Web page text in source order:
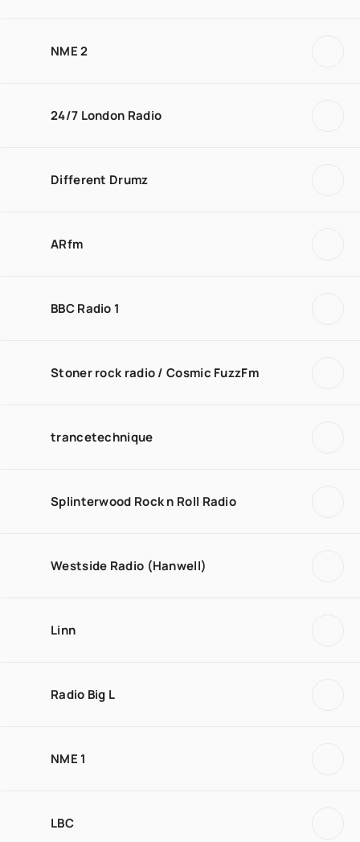
NME 2
24/7 London Radio
Different Drumz
ARfm
BBC Radio 1
Stoner rock radio / Cosmic FuzzFm
trancetechnique
Splinterwood Rock n Roll Radio
Westside Radio (Hanwell)
Linn
Radio Big L
NME 1
LBC